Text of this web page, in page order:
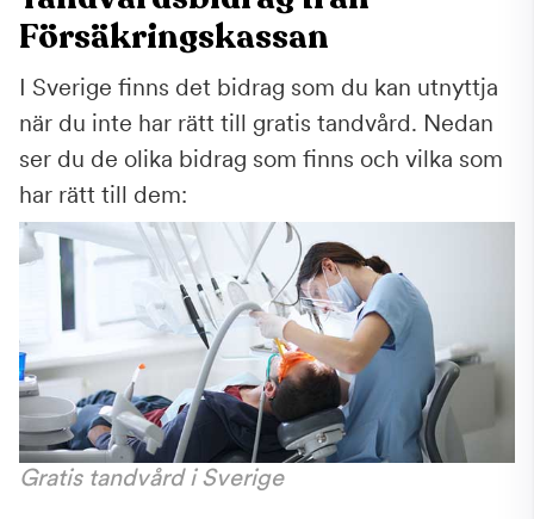
Försäkringskassan
I Sverige finns det bidrag som du kan utnyttja
när du inte har rätt till gratis tandvård. Nedan
ser du de olika bidrag som finns och vilka som
har rätt till dem:
Gratis tandvård i Sverige